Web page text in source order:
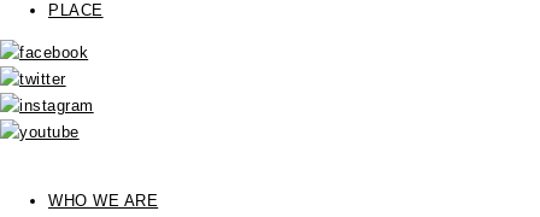
PLACE
WHO WE ARE